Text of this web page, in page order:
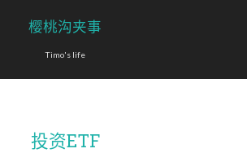
樱桃沟夹事
Timo's life
投资ETF